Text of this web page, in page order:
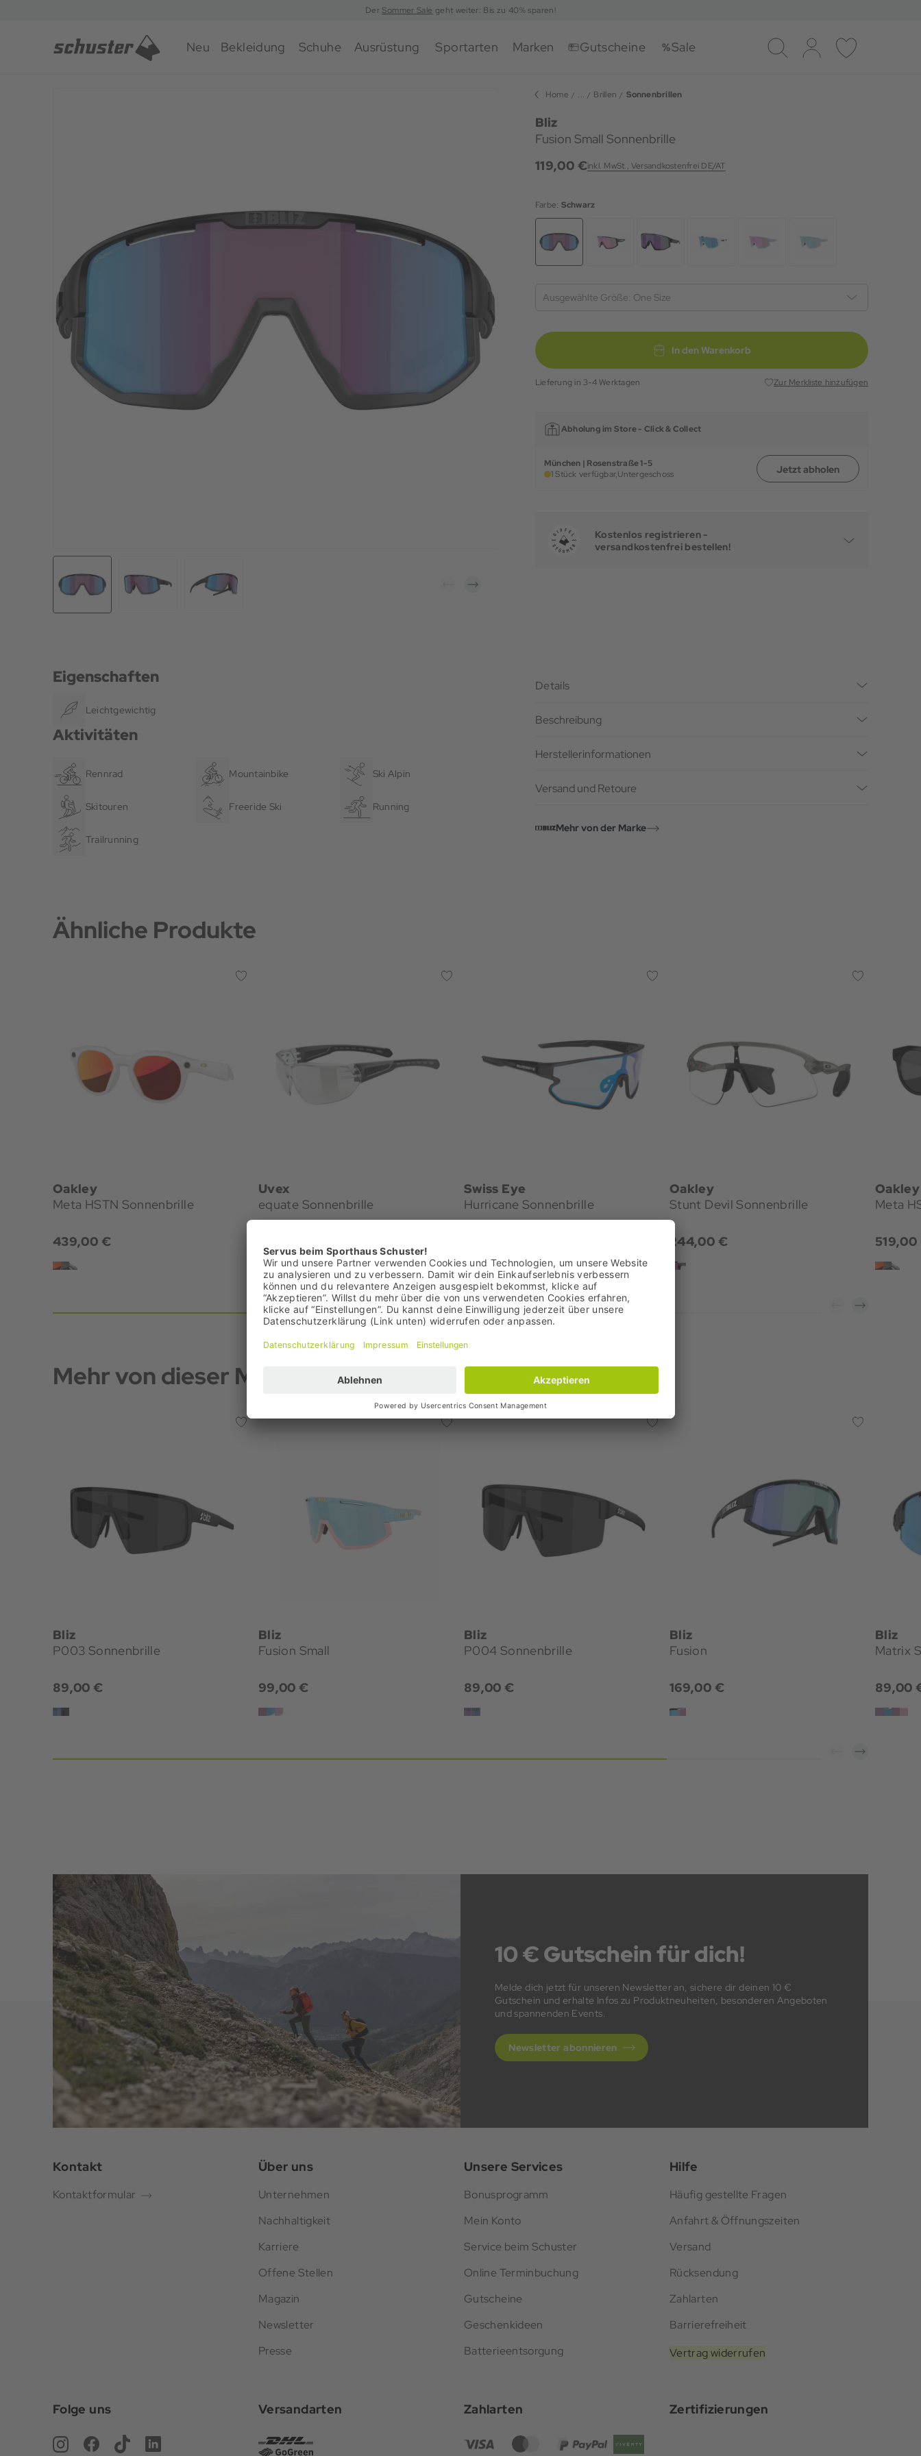
DerSommer Sale geht weiter: Bis zu 40% sparen!
Neu Bekleidung Schuhe Ausrüstung Sportarten Marken Gutscheine Sale
Suche Log-in Merkliste
Home ... Brillen Sonnenbrillen
Bliz
Fusion Small Sonnenbrille
119,00 €inkl. MwSt., Versandkostenfrei DE/AT
Farbe: Schwarz
Ausgewählte Größe: One Size
In den Warenkorb
Lieferung in 3-4 Werktagen Zur Merkliste hinzufügen
Abholung im Store - Click & Collect
München | Rosenstraße 1-5
1 Stück verfügbar,Untergeschoss Jetzt abholen
Kostenlos registrieren -
versandkostenfrei bestellen!
Eigenschaften
Leichtgewichtig
Aktivitäten
Rennrad Mountainbike Ski Alpin
Skitouren Freeride Ski Running
Trailrunning
Details
Beschreibung
Herstellerinformationen
Versand und Retoure
Mehr von der Marke
Ähnliche Produkte
Oakley
Meta HSTN Sonnenbrille
439,00 €
Uvex
equate Sonnenbrille
Swiss Eye
Hurricane Sonnenbrille
Oakley
Stunt Devil Sonnenbrille
244,00 €
Oakley
Meta
Mehr von dieser Marke
Bliz
P003 Sonnenbrille
89,00 €
Bliz
Fusion Small
99,00 €
Bliz
P004 Sonnenbrille
89,00 €
Bliz
Fusion
169,00 €
Bliz
Matrix
89,00
10 € Gutschein für dich!
Melde dich jetzt für unseren Newsletter an, sichere dir deinen 10 €
Gutschein und erhalte Infos zu Produktneuheiten, besonderen Angeboten
und spannenden Events.
Newsletter abonnieren
Kontakt
Kontaktformular
Über uns
Unternehmen
Nachhaltigkeit
Karriere
Offene Stellen
Magazin
Newsletter
Presse
Unsere Services
Bonusprogramm
Mein Konto
Service beim Schuster
Online Terminbuchung
Gutscheine
Geschenkideen
Batterieentsorgung
Hilfe
Häufig gestellte Fragen
Anfahrt & Öffnungszeiten
Versand
Rücksendung
Zahlarten
Barrierefreiheit
Vertrag widerrufen
Folge uns Versandarten Zahlarten Zertifizierungen